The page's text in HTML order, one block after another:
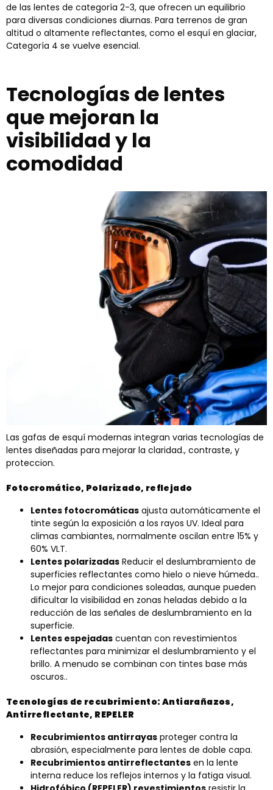
de las lentes de categoría 2-3, que ofrecen un equilibrio
para diversas condiciones diurnas. Para terrenos de gran
altitud o altamente reflectantes, como el esquí en glaciar,
Categoría 4 se vuelve esencial.
Tecnologías de lentes
que mejoran la
visibilidad y la
comodidad
Las gafas de esquí modernas integran varias tecnologías de
lentes diseñadas para mejorar la claridad., contraste, y
proteccion.
Fotocromático, Polarizado, reflejado
Lentes fotocromáticas ajusta automáticamente el
tinte según la exposición a los rayos UV. Ideal para
climas cambiantes, normalmente oscilan entre 15% y
60% VLT.
Lentes polarizadas Reducir el deslumbramiento de
superficies reflectantes como hielo o nieve húmeda..
Lo mejor para condiciones soleadas, aunque pueden
dificultar la visibilidad en zonas heladas debido a la
reducción de las señales de deslumbramiento en la
superficie.
Lentes espejadas cuentan con revestimientos
reflectantes para minimizar el deslumbramiento y el
brillo. A menudo se combinan con tintes base más
oscuros..
Tecnologías de recubrimiento: Antiarañazos,
Antirreflectante, REPELER
Recubrimientos antirrayas proteger contra la
abrasión, especialmente para lentes de doble capa.
Recubrimientos antirreflectantes en la lente
interna reduce los reflejos internos y la fatiga visual.